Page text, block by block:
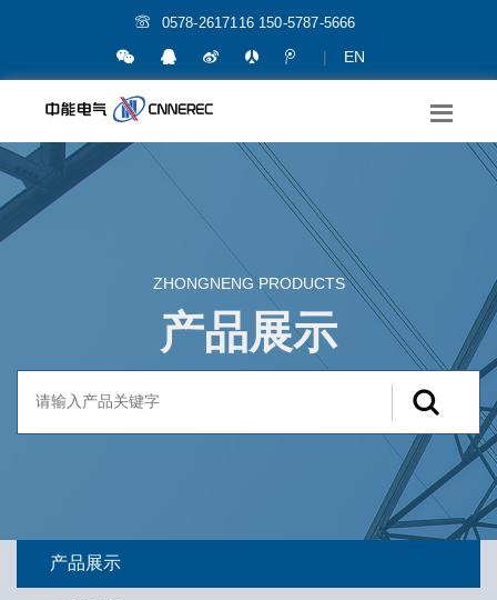
0578-2617116 150-5787-5666
| EN
ZHONGNENG PRODUCTS
产品展示
产品展示